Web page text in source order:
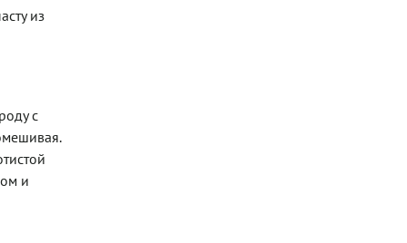
из
с
и